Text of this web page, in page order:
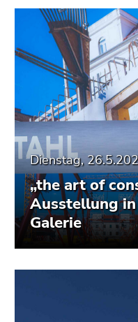
Dienstag,
„the art of
Ausstellung
Galerie